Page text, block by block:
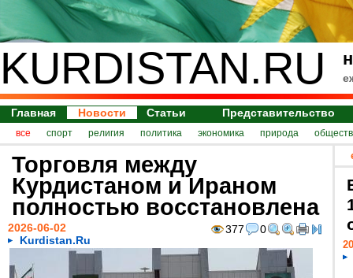
KURDISTAN.RU
Главная Новости Статьи Представительство
все спорт религия политика экономика природа
Торговля между
Курдистаном и Ираном
полностью восстановлена
377 0
2026-06-02
Kurdistan.Ru